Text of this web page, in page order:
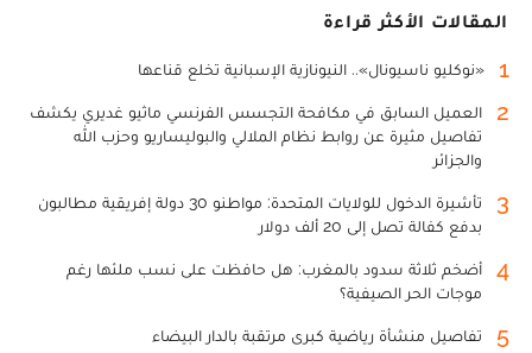
المقالات الأكثر قراءة
1 «نوكليو ناسيونال».. النيونازية الإسبانية تخلع قناعها
2
العميل السابق في مكافحة التجسس الفرنسي ماثيو غديري يكشف
تفاصيل مثيرة عن روابط نظام الملالي والبوليساريو وحزب الله
والجزائر
3
تأشيرة الدخول للولايات المتحدة: مواطنو 30 دولة إفريقية مطالبون
بدفع كفالة تصل إلى 20 ألف دولار
4
أضخم ثلاثة سدود بالمغرب: هل حافظت على نسب ملئها رغم
موجات الحر الصيفية؟
5 تفاصيل منشأة رياضية كبرى مرتقبة بالدار البيضاء